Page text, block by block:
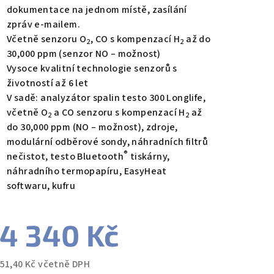
dokumentace na jednom místě, zasílání
zpráv e-mailem.
Včetně senzoru O2, CO s kompenzací H2 až do
30,000 ppm (senzor NO – možnost)
Vysoce kvalitní technologie senzorů s
životností až 6 let
V sadě: analyzátor spalin testo 300 Longlife,
včetně O2 a CO senzoru s kompenzací H2 až
do 30,000 ppm (NO – možnost), zdroje,
modulární odběrové sondy, náhradních filtrů
nečistot, testo Bluetooth® tiskárny,
náhradního termopapíru, EasyHeat
softwaru, kufru
340 Kč
Kč včetně DPH